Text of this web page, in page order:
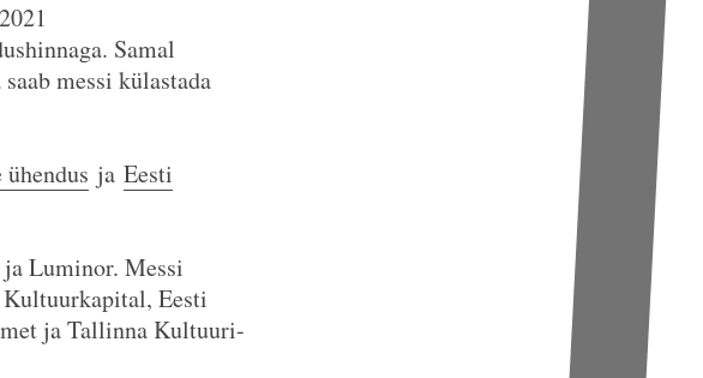
Samal
messi külastada
ja Eesti
Luminor. Messi
Kultuurkapital, Eesti
ja Tallinna Kultuuri-